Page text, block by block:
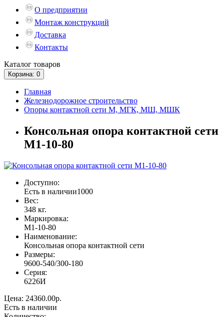
О предприятии
Монтаж конструкций
Доставка
Контакты
Каталог товаров
Корзина: 0
Главная
Железнодорожное строительство
Опоры контактной сети М, МГК, МШ, МШК
Консольная опора контактной сети
М1-10-80
Доступно:
Есть в наличии1000
Вес:
348 кг.
Маркировка:
М1-10-80
Наименование:
Консольная опора контактной сети
Размеры:
9600-540/300-180
Серия:
6226И
Цена: 24360.00р.
Есть в наличии